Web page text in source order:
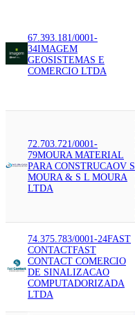
67.393.181/0001-
34IMAGEM
GEOSISTEMAS E
COMERCIO LTDA
72.703.721/0001-
79MOURA MATERIAL
PARA CONSTRUCAOV S
MOURA & S L MOURA
LTDA
74.375.783/0001-24FAST
CONTACTFAST
CONTACT COMERCIO
DE SINALIZACAO
COMPUTADORIZADA
LTDA